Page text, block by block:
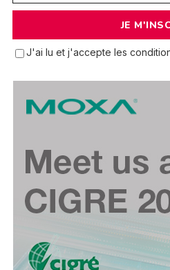
J'ai lu et j'accepte les